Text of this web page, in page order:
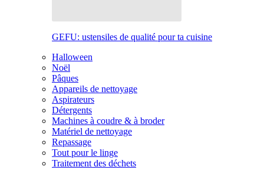
GEFU: ustensiles de qualité pour ta cuisine
Halloween
Noël
Pâques
Appareils de nettoyage
Aspirateurs
Détergents
Machines à coudre & à broder
Matériel de nettoyage
Repassage
Tout pour le linge
Traitement des déchets